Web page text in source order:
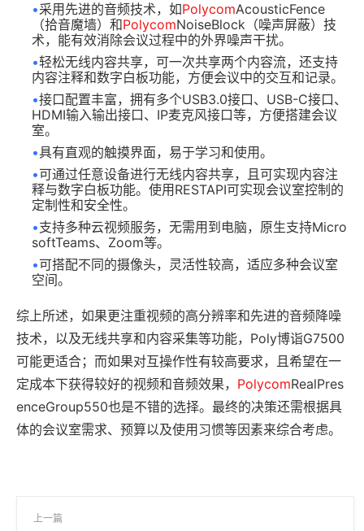
•采用先进的音频技术，如PolycomAcousticFence
（拾音魔墙）和PolycomNoiseBlock（噪声屏蔽）技
术，能有效消除会议过程中的外界噪声干扰。
•轻松无线内容共享，可一次共享两个内容流，还支持
内容注释和数字白板功能，方便会议中的交互和记录。
•接口配置丰富，拥有多个USB3.0接口、USB-C接口、
HDMI输入输出接口、IP麦克风接口等，方便搭建会议
室。
•具有直观的触摸界面，易于学习和使用。
•可通过任意设备进行无线内容共享，且可实现内容注
释与数字白板功能。使用RESTAPI可实现会议室控制的
定制性和安全性。
•支持多种云视频服务，无需用到电脑，原生支持Micro
softTeams、Zoom等。
•可搭配不同的摄像头，灵活性较高，适应多种会议室
空间。
综上所述，如果更注重视频的高分辨率和先进的音频降噪
技术，以及无线共享和内容采集等功能，Poly博诣G7500
可能更适合；而如果对互操作性有较高要求，且希望在一
定成本下获得较好的视频和音频效果， PolycomRealPres
enceGroup550也是不错的选择。最终的决策还需根据具
体的会议室需求、预算以及使用习惯等因素来综合考虑。
上一篇